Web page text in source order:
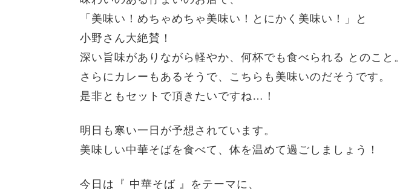
「美味い！めちゃめちゃ美味い！とにかく美味い！」と
小野さん大絶賛！
深い旨味がありながら軽やか、何杯でも食べられる とのこと。
さらにカレーもあるそうで、こちらも美味いのだそうです。
是非ともセットで頂きたいですね…！
明日も寒い一日が予想されています。
美味しい中華そばを食べて、体を温めて過ごしましょう！
今日は『 中華そば 』をテーマに、